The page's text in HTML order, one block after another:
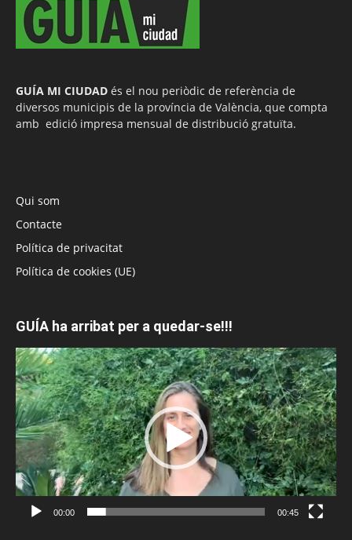
GUÍA MI CIUDAD és el nou periòdic de referència de
diversos municipis de la província de València, que compta
amb edició impresa mensual de distribució gratuïta.
Qui som
Contacte
Política de privacitat
Política de cookies (UE)
GUÍA ha arribat per a quedar-se!!!
Reproductor
de
vídeo
00:00 00:45